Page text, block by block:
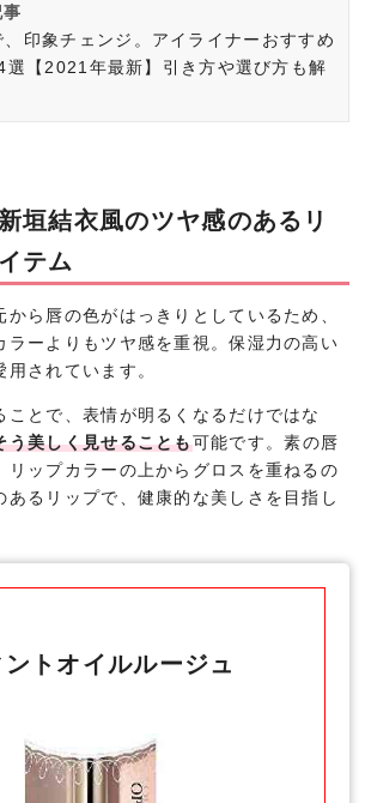
印象チェンジ。アイライナーおすすめ
選【2021年最新】引き方や選び方も解
垣結衣風のツヤ感のあるリ
テム
から唇の色がはっきりとしているため、
ラーよりもツヤ感を重視。保湿力の高い
されています。
ことで、表情が明るくなるだけではな
う美しく見せることも可能です。素の唇
リップカラーの上からグロスを重ねるの
あるリップで、健康的な美しさを目指し
トオイルルージュ